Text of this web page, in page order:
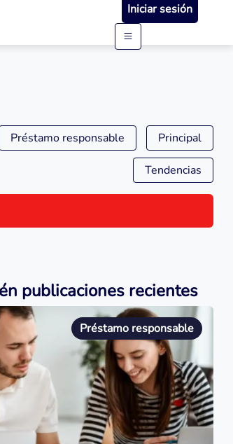
Iniciar sesión
Préstamo responsable Principal
Tendencias
publicaciones recientes
Préstamo responsable